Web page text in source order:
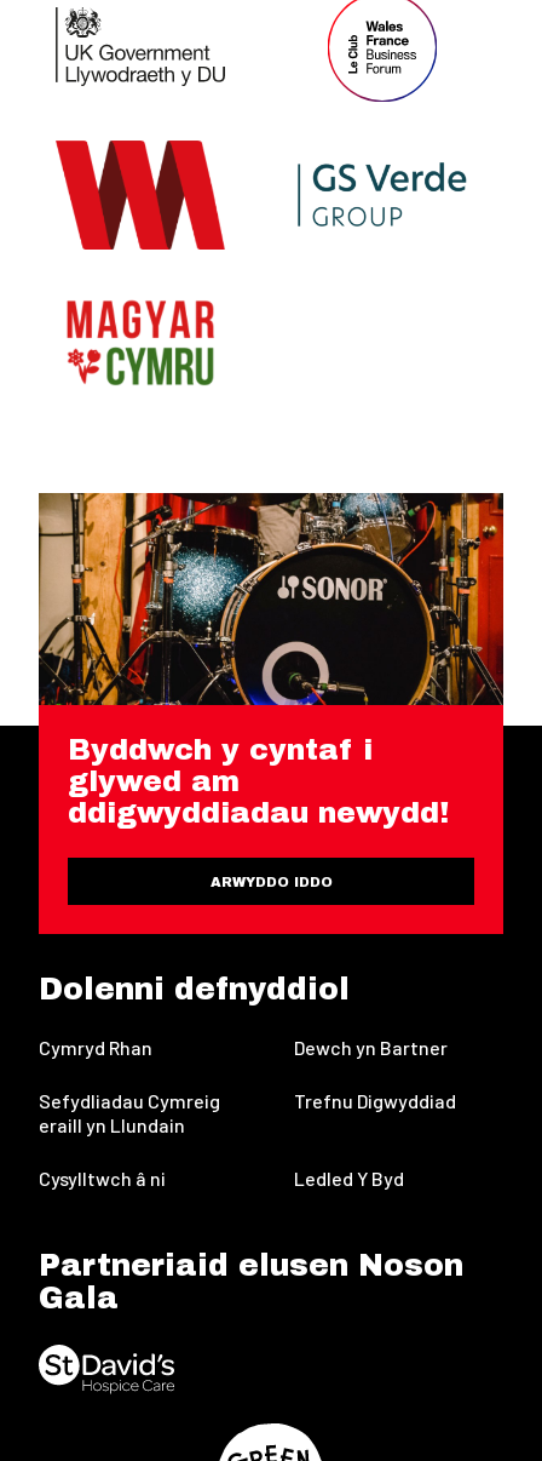
Byddwch y cyntaf i
glywed am
ddigwyddiadau newydd!
ARWYDDO IDDO
Dolenni defnyddiol
Cymryd Rhan Dewch yn Bartner
Sefydliadau Cymreig
eraill yn Llundain
Trefnu Digwyddiad
Cysylltwch â ni Ledled Y Byd
Partneriaid elusen Noson
Gala